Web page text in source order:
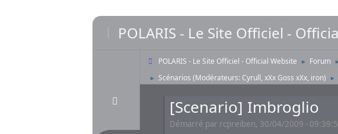
POLARIS - Le Site Officiel -
POLARIS - Le Site Officiel - Official Website ► Forum ►
► Scénarios (Modérateurs: Cyrull, xXx Goss xXx, iron) ►
[Scenario] Imbroglio
Démarré par rcpreiben, 30/04/2009 -